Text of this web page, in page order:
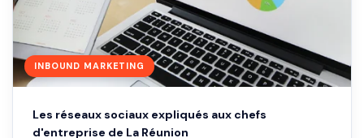
INBOUND MARKETING
Les réseaux sociaux expliqués aux chefs
d'entreprise de La Réunion